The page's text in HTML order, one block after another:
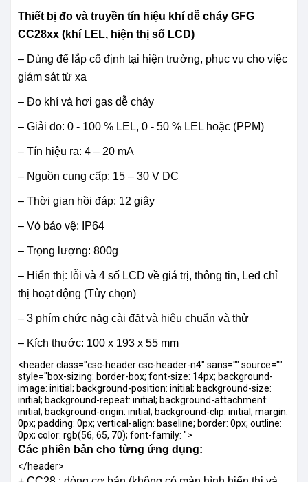
Thiết bị đo và truyền tín hiệu khí dễ cháy GFG
CC28xx (khí LEL, hiện thị số LCD)
– Dùng để lắp cố định tại hiện trường, phục vụ cho việc
giám sát từ xa
– Đo khí và hơi gas dễ cháy
– Giải đo: 0 - 100 % LEL, 0 - 50 % LEL hoặc (PPM)
– Tín hiệu ra: 4 – 20 mA
– Nguồn cung cấp: 15 – 30 V DC
– Thời gian hồi đáp: 12 giây
– Vỏ bảo vệ: IP64
– Trọng lượng: 800g
– Hiển thị: lỗi và 4 số LCD về giá trị, thông tin, Led chỉ
thị hoạt động (Tùy chọn)
– 3 phím chức năg cài đặt và hiệu chuẩn và thử
– Kích thước: 100 x 193 x 55 mm
<header class="csc-header csc-header-n4" sans="" source=""
style="box-sizing: border-box; font-size: 14px; background-
image: initial; background-position: initial; background-size:
initial; background-repeat: initial; background-attachment:
initial; background-origin: initial; background-clip: initial; margin:
0px; padding: 0px; vertical-align: baseline; border: 0px; outline:
0px; color: rgb(56, 65, 70); font-family: ">
Các phiên bản cho từng ứng dụng:
</header>